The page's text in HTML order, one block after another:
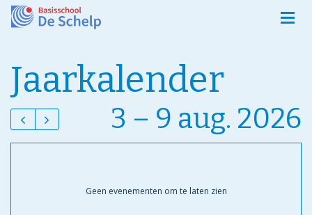
Jaarkalender
3 – 9 aug. 2026
Geen evenementen om te laten zien